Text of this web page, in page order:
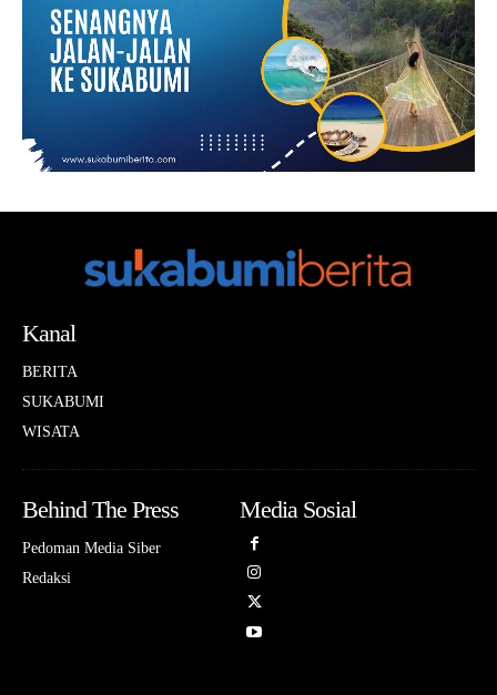
Kanal
BERITA
SUKABUMI
WISATA
Behind The Press
Pedoman Media Siber
Redaksi
Media Sosial